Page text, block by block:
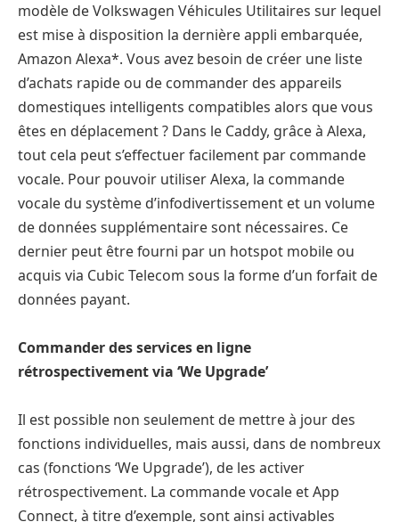
modèle de Volkswagen Véhicules Utilitaires sur lequel
est mise à disposition la dernière appli embarquée,
Amazon Alexa*. Vous avez besoin de créer une liste
d’achats rapide ou de commander des appareils
domestiques intelligents compatibles alors que vous
êtes en déplacement ? Dans le Caddy, grâce à Alexa,
tout cela peut s’effectuer facilement par commande
vocale. Pour pouvoir utiliser Alexa, la commande
vocale du système d’infodivertissement et un volume
de données supplémentaire sont nécessaires. Ce
dernier peut être fourni par un hotspot mobile ou
acquis via Cubic Telecom sous la forme d’un forfait de
données payant.
Commander des services en ligne
rétrospectivement via ‘We Upgrade’
Il est possible non seulement de mettre à jour des
fonctions individuelles, mais aussi, dans de nombreux
cas (fonctions ‘We Upgrade’), de les activer
rétrospectivement. La commande vocale et App
Connect, à titre d’exemple, sont ainsi activables